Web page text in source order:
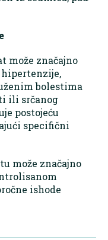
može značajno
bolestima
ili srčanog
postojeću
specifični
može značajno
ishode